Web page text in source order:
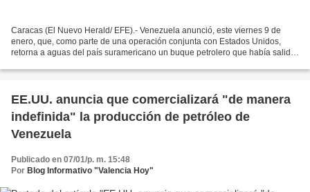
Caracas (El Nuevo Herald/ EFE).- Venezuela anunció, este viernes 9 de
enero, que, como parte de una operación conjunta con Estados Unidos,
retorna a aguas del país suramericano un buque petrolero que había salido
EE.UU. anuncia que comercializará "de manera
indefinida" la producción de petróleo de
Venezuela
Publicado en 07/01/p. m. 15:48
Por Blog Informativo "Valencia Hoy"